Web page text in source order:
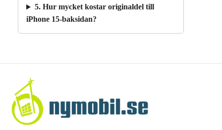
5. Hur mycket kostar originaldel till
iPhone 15-baksidan?